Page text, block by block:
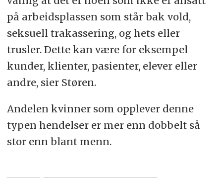
på arbeidsplassen som står bak vold,
seksuell trakassering, og hets eller
trusler. Dette kan være for eksempel
kunder, klienter, pasienter, elever eller
andre, sier Støren.
Andelen kvinner som opplever denne
typen hendelser er mer enn dobbelt så
stor enn blant menn.